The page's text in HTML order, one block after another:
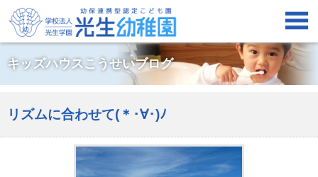

キッズハウスこうせいブログ
リズムに合わせて(＊･∀･)ﾉ